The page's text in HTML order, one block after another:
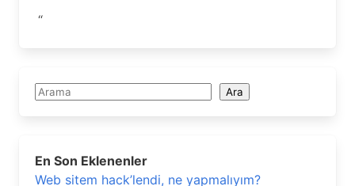
“
Ara Ara
En Son Eklenenler
Web sitem hack’lendi, ne yapmalıyım?